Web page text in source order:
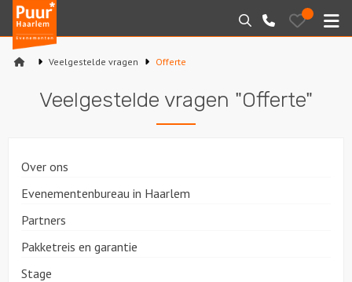
Puur*
Haarlem
bedrijfsuitjes
Zoeken
023-
2210130
Bewaarde
uitjes
Arrangementen
Sport en spel
Veelgestelde vragen Offerte
Veelgestelde vragen "Offerte"
Over ons
Evenementenbureau in Haarlem
Partners
Pakketreis en garantie
Stage